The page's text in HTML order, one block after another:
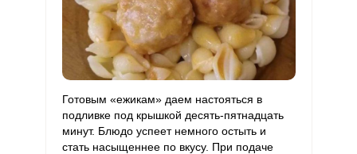
Готовым «ежикам» даем настояться в
подливке под крышкой десять-пятнадцать
минут. Блюдо успеет немного остыть и
стать насыщеннее по вкусу. При подаче